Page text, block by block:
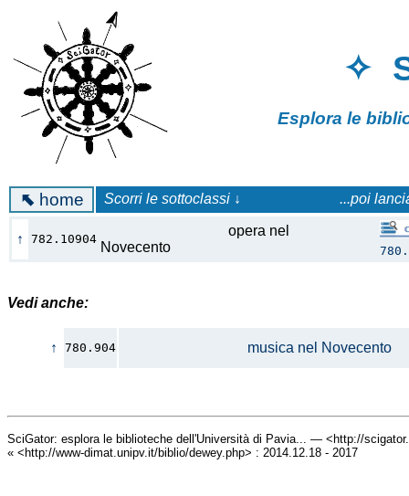
✧
Esplora le
⬉ home Scorri le sottoclassi ↓ ...poi
↑ 782.10904
opera nel
Novecento
Vedi anche:
↑ 780.904 musica nel Novecento
SciGator: esplora le biblioteche dell'Università di Pavia... — <http://
« <http://www-dimat.unipv.it/biblio/dewey.php> : 2014.12.18 - 2017